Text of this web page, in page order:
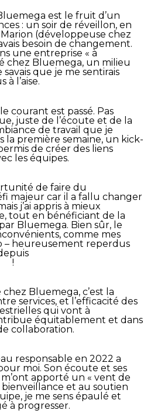
est le fruit d’un
: un soir de réveillon, en
(développeuse chez
besoin de changement.
une entreprise « à
chez Bluemega, un milieu
que je me sentirais
à l’aise.
courant est passé. Pas
juste de l’écoute et de la
de travail que je
la première semaine, un kick-
de créer des liens
les équipes.
de faire du
majeur car il a fallu changer
j’ai appris à mieux
tout en bénéficiant de la
Bluemega. Bien sûr, le
comme mes
– heureusement reperdus
!
Bluemega, c’est la
services, et l’efficacité des
qui vont à
équitablement et dans
collaboration.
responsable en 2022 a
moi. Son écoute et ses
apporté un « vent de
bienveillance et au soutien
je me sens épaulé et
à progresser.